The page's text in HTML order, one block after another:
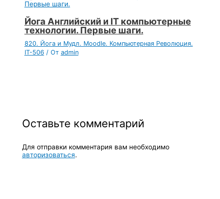
Йога Английский и IT компьютерные
технологии. Первые шаги.
820. Йога и Мудл. Moodle. Компьютерная Революция.
IT-506 / От admin
Оставьте комментарий
Для отправки комментария вам необходимо
авторизоваться.